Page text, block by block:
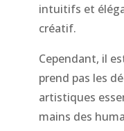
intuitifs et
créatif.
Cependant, il
prend pas les
artistiques
mains des